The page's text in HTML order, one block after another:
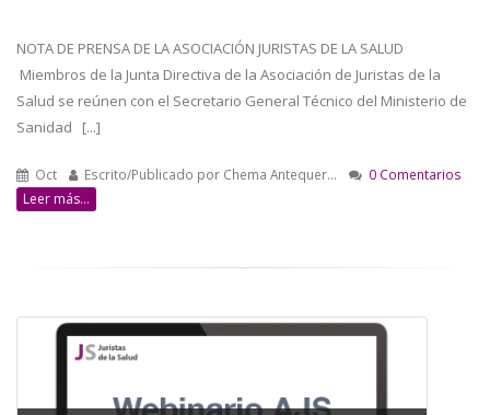
NOTA DE PRENSA DE LA ASOCIACIÓN JURISTAS DE LA SALUD
Miembros de la Junta Directiva de la Asociación de Juristas de la
Salud se reúnen con el Secretario General Técnico del Ministerio de
Sanidad [...]
Oct Escrito/Publicado por Chema Antequer… 0 Comentarios
Leer más...